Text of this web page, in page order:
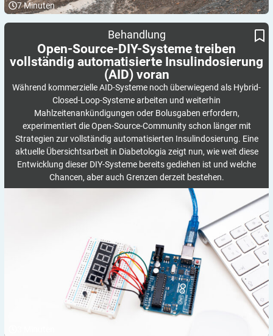
7Minuten
Open-Source-DIY-Systeme treiben vollständig automatisierte
Insulindosierung (AID) voran
Behandlung
Open-Source-DIY-Systeme treiben
vollständig automatisierte Insulindosierung
(AID) voran
Während kommerzielle AID-Systeme noch überwiegend als Hybrid-
Closed-Loop-Systeme arbeiten und weiterhin
Mahlzeitenankündigungen oder Bolusgaben erfordern,
experimentiert die Open-Source-Community schon länger mit
Strategien zur vollständig automatisierten Insulindosierung. Eine
aktuelle Übersichtsarbeit in Diabetologia zeigt nun, wie weit diese
Entwicklung dieser DIY-Systeme bereits gediehen ist und welche
Chancen, aber auch Grenzen derzeit bestehen.